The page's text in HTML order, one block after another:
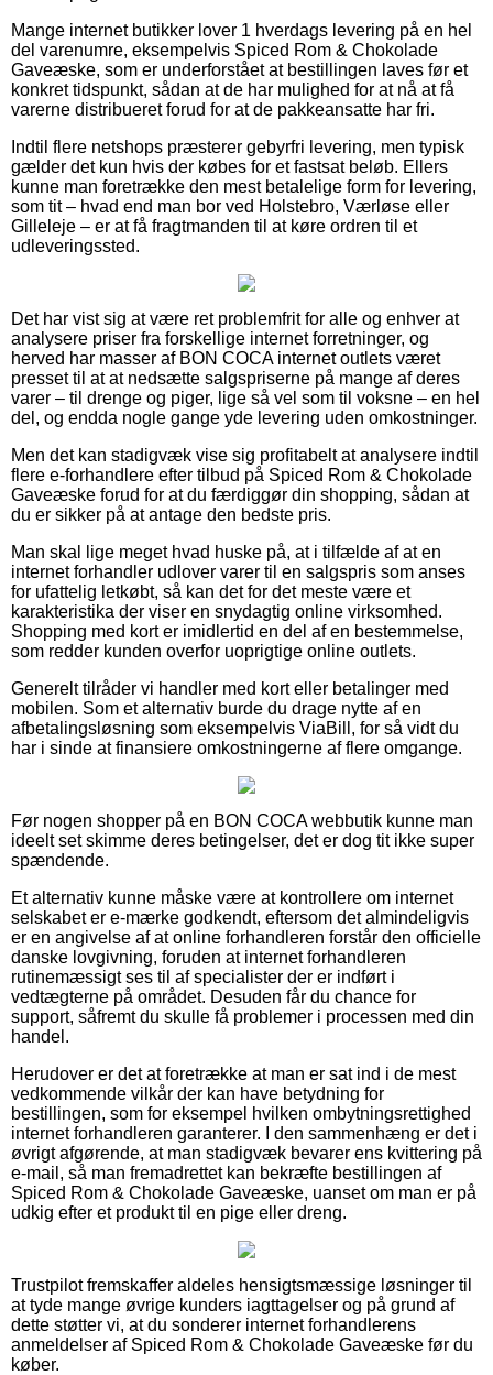
Mange internet butikker lover 1 hverdags levering på en hel
del varenumre, eksempelvis Spiced Rom & Chokolade
Gaveæske, som er underforstået at bestillingen laves før et
konkret tidspunkt, sådan at de har mulighed for at nå at få
varerne distribueret forud for at de pakkeansatte har fri.
Indtil flere netshops præsterer gebyrfri levering, men typisk
gælder det kun hvis der købes for et fastsat beløb. Ellers
kunne man foretrække den mest betalelige form for levering,
som tit – hvad end man bor ved Holstebro, Værløse eller
Gilleleje – er at få fragtmanden til at køre ordren til et
udleveringssted.
Det har vist sig at være ret problemfrit for alle og enhver at
analysere priser fra forskellige internet forretninger, og
herved har masser af BON COCA internet outlets været
presset til at at nedsætte salgspriserne på mange af deres
varer – til drenge og piger, lige så vel som til voksne – en hel
del, og endda nogle gange yde levering uden omkostninger.
Men det kan stadigvæk vise sig profitabelt at analysere indtil
flere e-forhandlere efter tilbud på Spiced Rom & Chokolade
Gaveæske forud for at du færdiggør din shopping, sådan at
du er sikker på at antage den bedste pris.
Man skal lige meget hvad huske på, at i tilfælde af at en
internet forhandler udlover varer til en salgspris som anses
for ufattelig letkøbt, så kan det for det meste være et
karakteristika der viser en snydagtig online virksomhed.
Shopping med kort er imidlertid en del af en bestemmelse,
som redder kunden overfor uoprigtige online outlets.
Generelt tilråder vi handler med kort eller betalinger med
mobilen. Som et alternativ burde du drage nytte af en
afbetalingsløsning som eksempelvis ViaBill, for så vidt du
har i sinde at finansiere omkostningerne af flere omgange.
Før nogen shopper på en BON COCA webbutik kunne man
ideelt set skimme deres betingelser, det er dog tit ikke super
spændende.
Et alternativ kunne måske være at kontrollere om internet
selskabet er e-mærke godkendt, eftersom det almindeligvis
er en angivelse af at online forhandleren forstår den officielle
danske lovgivning, foruden at internet forhandleren
rutinemæssigt ses til af specialister der er indført i
vedtægterne på området. Desuden får du chance for
support, såfremt du skulle få problemer i processen med din
handel.
Herudover er det at foretrække at man er sat ind i de mest
vedkommende vilkår der kan have betydning for
bestillingen, som for eksempel hvilken ombytningsrettighed
internet forhandleren garanterer. I den sammenhæng er det i
øvrigt afgørende, at man stadigvæk bevarer ens kvittering på
e-mail, så man fremadrettet kan bekræfte bestillingen af
Spiced Rom & Chokolade Gaveæske, uanset om man er på
udkig efter et produkt til en pige eller dreng.
Trustpilot fremskaffer aldeles hensigtsmæssige løsninger til
at tyde mange øvrige kunders iagttagelser og på grund af
dette støtter vi, at du sonderer internet forhandlerens
anmeldelser af Spiced Rom & Chokolade Gaveæske før du
køber.